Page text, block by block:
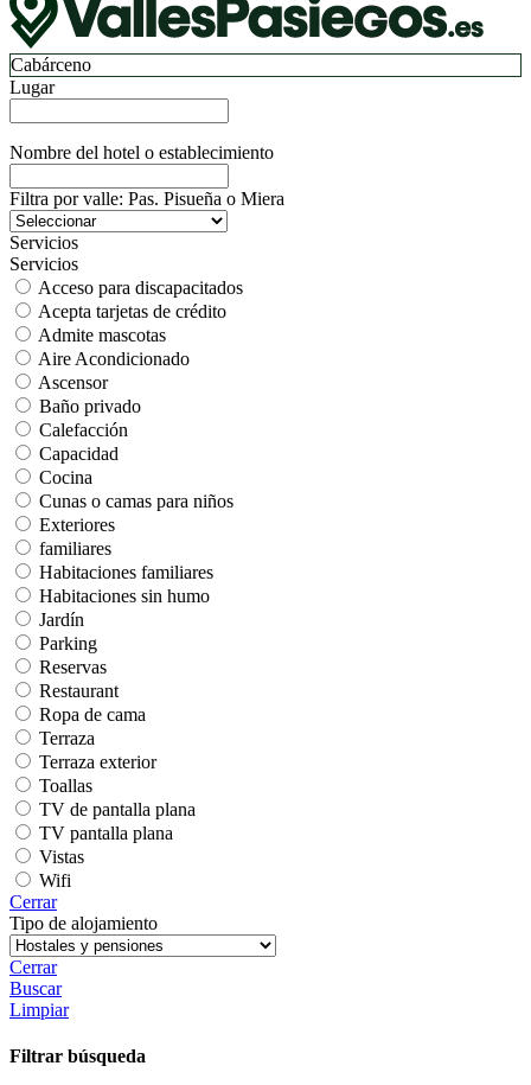
Cabárceno
Lugar
Nombre del hotel o establecimiento
Filtra por valle: Pas. Pisueña o Miera
Servicios
Servicios
Acceso para discapacitados
Acepta tarjetas de crédito
Admite mascotas
Aire Acondicionado
Ascensor
Baño privado
Calefacción
Capacidad
Cocina
Cunas o camas para niños
Exteriores
familiares
Habitaciones familiares
Habitaciones sin humo
Jardín
Parking
Reservas
Restaurant
Ropa de cama
Terraza
Terraza exterior
Toallas
TV de pantalla plana
TV pantalla plana
Vistas
Wifi
Cerrar
Tipo de alojamiento
Cerrar
Buscar
Limpiar
Filtrar búsqueda